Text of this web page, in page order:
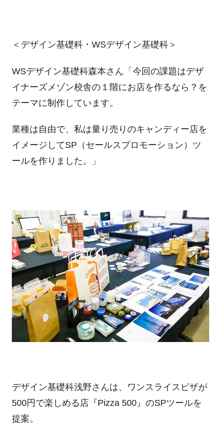
＜デザイン基礎科・WSデザイン基礎科＞
WSデザイン基礎科森本さん「今回の課題はデザ
イナーズメゾン校舎の１階にお店を作るなら？を
テーマに制作しています。
業種は自由で、私は量り売りのキャンディー店を
イメージしてSP（セールスプロモーション）ツ
ールを作りました。」
デザイン基礎科浅野さんは、ワンスライスピザが
500円で楽しめる店『Pizza 500』のSPツールを
提案。